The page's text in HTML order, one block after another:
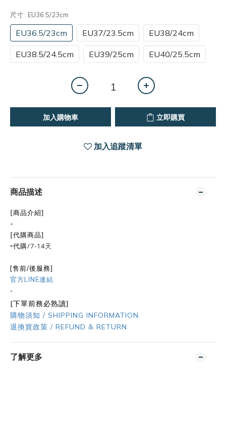
尺寸 : EU36.5/23cm
EU36.5/23cm EU37/23.5cm EU38/24cm
EU38.5/24.5cm EU39/25cm EU40/25.5cm
加入購物車 立即購買
加入追蹤清單
商品描述
[商品介紹]
-
[代購商品]
▫️代購/7-14天
[售前/後服務]
官方LINE連結
-
[下單前務必熟讀]
購物須知 / SHIPPING INFORMATION
退換貨政策 / REFUND & RETURN
了解更多